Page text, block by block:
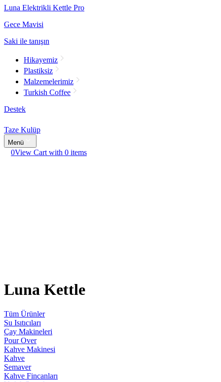
Luna Elektrikli Kettle Pro
Gece Mavisi
Saki ile tanışın
Hikayemiz
Plastiksiz
Malzemelerimiz
Turkish Coffee
Destek
Taze Kulüp
Menü
0View Cart with 0 items
Luna Kettle
Tüm Ürünler
Su Isıtıcıları
Çay Makineleri
Pour Over
Kahve Makinesi
Kahve
Semaver
Kahve Fincanları